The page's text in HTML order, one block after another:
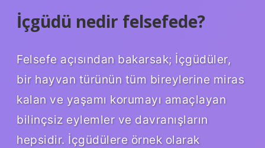
İçgüdü nedir felsefede?
Felsefe açısından bakarsak; İçgüdüler,
bir hayvan türünün tüm bireylerine miras
kalan ve yaşamı korumayı amaçlayan
bilinçsiz eylemler ve davranışların
hepsidir. İçgüdülere örnek olarak